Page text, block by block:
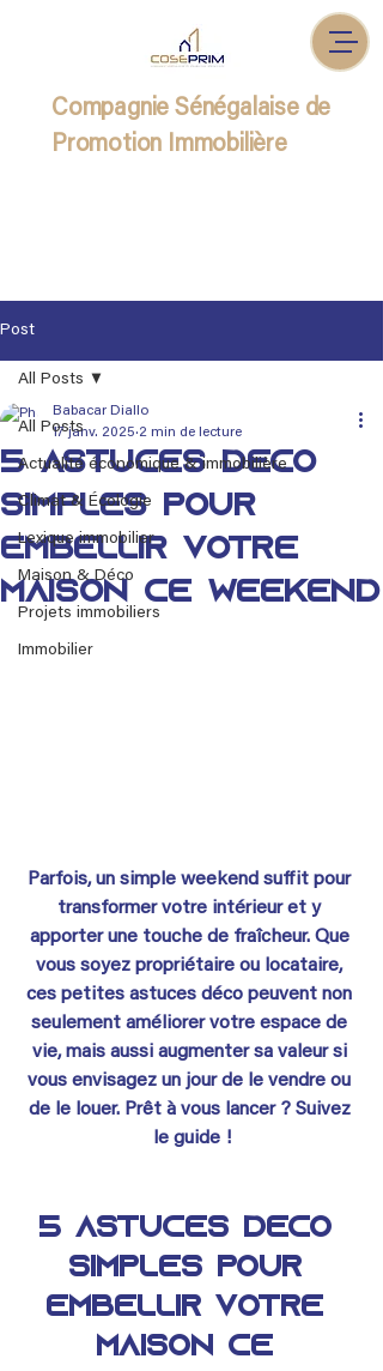
Compagnie Sénégalaise de
Promotion Immobilière
Post
All Posts
Actualité économique & immobilière
Climat & Écologie
Lexique immobilier
Maison & Déco
Projets immobiliers
Immobilier
All Posts
5 astuces déco
simples pour
embellir votre
maison ce weekend
Babacar Diallo
17 janv. 2025 2 min de lecture
Parfois, un simple weekend suffit pour
transformer votre intérieur et y
apporter une touche de fraîcheur. Que
vous soyez propriétaire ou locataire,
ces petites astuces déco peuvent non
seulement améliorer votre espace de
vie, mais aussi augmenter sa valeur si
vous envisagez un jour de le vendre ou
de le louer. Prêt à vous lancer ? Suivez
le guide !
5 astuces déco
simples pour
embellir votre
maison ce